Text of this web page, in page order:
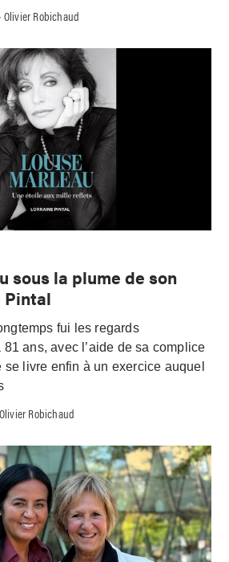
Olivier Robichaud
sous la plume de son
Pintal
fui les regards
ans, avec l’aide de sa complice
se livre enfin à un exercice auquel
Olivier Robichaud